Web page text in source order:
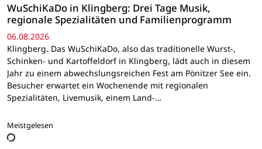
WuSchiKaDo in Klingberg: Drei Tage Musik,
regionale Spezialitäten und Familienprogramm
06.08.2026
Klingberg. Das WuSchiKaDo, also das traditionelle Wurst-,
Schinken- und Kartoffeldorf in Klingberg, lädt auch in diesem
Jahr zu einem abwechslungsreichen Fest am Pönitzer See ein.
Besucher erwartet ein Wochenende mit regionalen
Spezialitäten, Livemusik, einem Land-…
Meistgelesen